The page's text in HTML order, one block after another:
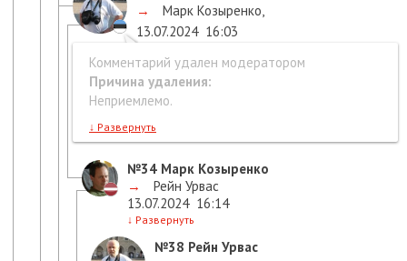
→
Марк Козыренко
13.07.2024 16:03
Комментарий удален модератором
Причина удаления:
Неприемлемо.
↓ Развернуть
№34 Марк Козыренко
→
Рейн Урвас
13.07.2024 16:14
↓ Развернуть
№38 Рейн Урвас